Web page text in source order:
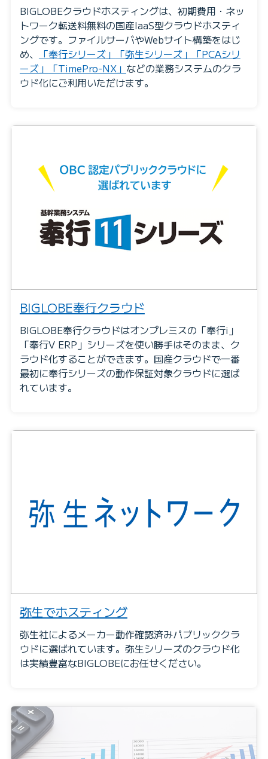
BIGLOBEクラウドホスティングは、初期費用・ネッ
トワーク転送料無料の国産IaaS型クラウドホスティ
ングです。ファイルサーバやWebサイト構築をはじ
め、
「奉行シリーズ」 「弥生シリーズ」
「PCAシリ
ーズ」
「TimePro-NX」 などの業務システムのクラ
ウド化にご利用いただけます。
BIGLOBE奉行クラウド
BIGLOBE奉行クラウドはオンプレミスの「奉行i」
「奉行V ERP」シリーズを使い勝手はそのまま、ク
ラウド化することができます。国産クラウドで一番
最初に奉行シリーズの動作保証対象クラウドに選ば
れています。
弥生でホスティング
弥生社によるメーカー動作確認済みパブリッククラ
ウドに選ばれています。弥生シリーズのクラウド化
は実績豊富なBIGLOBEにお任せください。